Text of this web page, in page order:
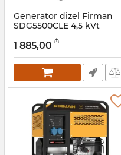
Generator dizel Firman
SDG5500CLE 4,5 kVt
022001032
1 885,00 ₼